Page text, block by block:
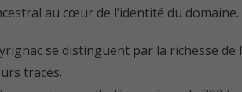
au cœur de l’identité du domaine.
se distinguent par la richesse
tracés.